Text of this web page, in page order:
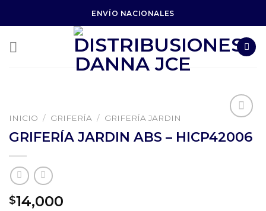
ENVÍO NACIONALES
INICIO / GRIFERÍA / GRIFERÍA JARDIN
GRIFERÍA JARDIN ABS – HICP42006
$14,000